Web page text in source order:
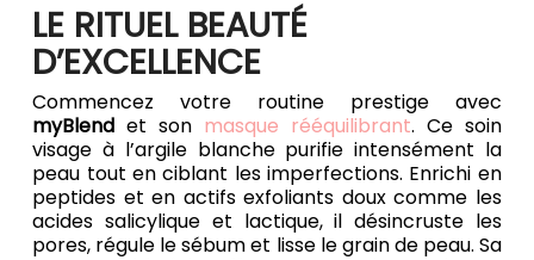
LE RITUEL BEAUTÉ
D’EXCELLENCE
Commencez votre routine prestige avec
myBlend et son masque rééquilibrant. Ce soin
visage à l’argile blanche purifie intensément la
peau tout en ciblant les imperfections. Enrichi en
peptides et en actifs exfoliants doux comme les
acides salicylique et lactique, il désincruste les
pores, régule le sébum et lisse le grain de peau. Sa